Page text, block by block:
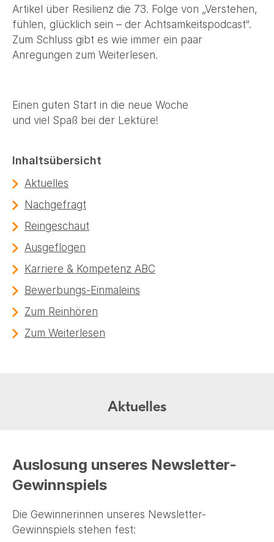
Artikel über Resilienz die 73. Folge von „Verstehen,
fühlen, glücklich sein – der Achtsamkeitspodcast“.
Zum Schluss gibt es wie immer ein paar
Anregungen zum Weiterlesen.
Einen guten Start in die neue Woche
und viel Spaß bei der Lektüre!
Inhaltsübersicht
Aktuelles
Nachgefragt
Reingeschaut
Ausgeflogen
Karriere & Kompetenz ABC
Bewerbungs-Einmaleins
Zum Reinhören
Zum Weiterlesen
Aktuelles
Auslosung unseres Newsletter-
Gewinnspiels
Die Gewinnerinnen unseres Newsletter-
Gewinnspiels stehen fest: